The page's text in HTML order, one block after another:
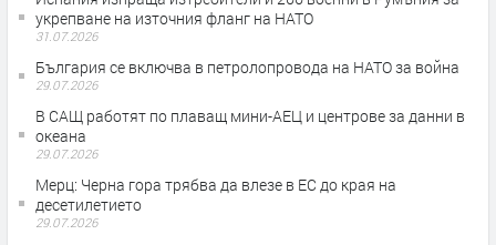
укрепване на източния фланг на НАТО
31.07.2026
България се включва в петролопровода на НАТО за война
29.07.2026
В САЩ работят по плаващ мини-АЕЦ и центрове за данни в
океана
29.07.2026
Мерц: Черна гора трябва да влезе в ЕС до края на
десетилетието
29.07.2026